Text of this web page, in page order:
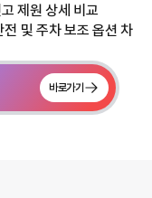
제원 상세 비교
및 주차 보조 옵션 차
바로가기